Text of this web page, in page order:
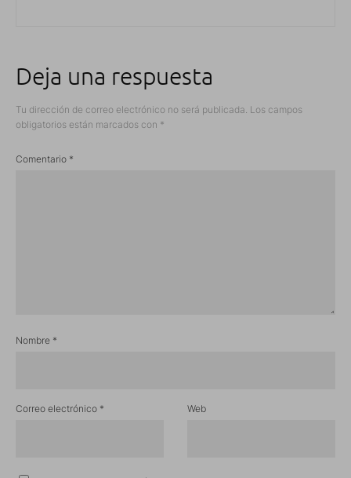
Deja una respuesta
Tu dirección de correo electrónico no será publicada. Los campos
obligatorios están marcados con *
Comentario *
Nombre *
Correo electrónico * Web